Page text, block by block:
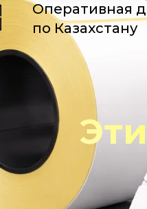
Оперативная
по Казахстану